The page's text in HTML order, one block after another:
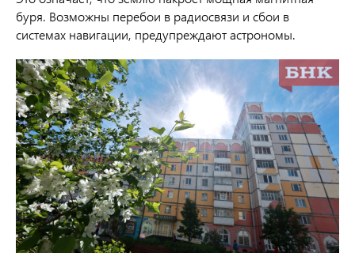
буря. Возможны перебои в радиосвязи и сбои в
системах навигации, предупреждают астрономы.